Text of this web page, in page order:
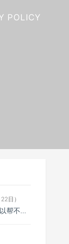
POLICY
日）
惭愧~~我没用Windows版本的，所以帮不了你~~